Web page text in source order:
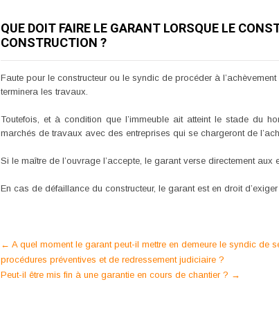
QUE DOIT FAIRE LE GARANT LORSQUE LE
CONSTRUCTION ?
Faute pour le constructeur ou le syndic de procéder à
terminera les travaux.
Toutefois, et à condition que l’immeuble ait atteint le stade du
marchés de travaux avec des entreprises qui se chargeront de
Si le maître de l’ouvrage l’accepte, le garant verse directement
En cas de défaillance du constructeur, le garant est en droit
Post
navigation
← A quel moment le garant peut-il mettre en demeure le syndic de
procédures préventives et de redressement judiciaire ?
Peut-il être mis fin à une garantie en cours de chantier ? →